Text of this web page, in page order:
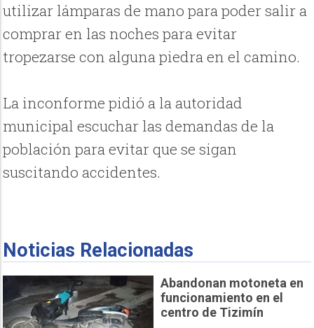
utilizar lámparas de mano para poder salir a
comprar en las noches para evitar
tropezarse con alguna piedra en el camino.
La inconforme pidió a la autoridad
municipal escuchar las demandas de la
población para evitar que se sigan
suscitando accidentes.
Noticias Relacionadas
Abandonan motoneta en
funcionamiento en el
centro de Tizimín